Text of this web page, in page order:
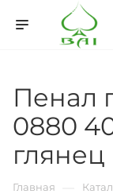
Пенал
0880
глянец
Главная